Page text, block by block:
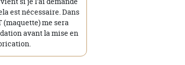
est nécessaire. Dans
(maquette) me sera
avant la mise en